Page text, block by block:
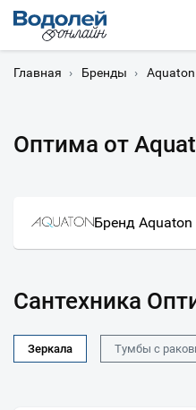
Главная › Бренды › Aquaton
Оптима от
Бренд Aquaton
Сантехника
Зеркала Тумбы с